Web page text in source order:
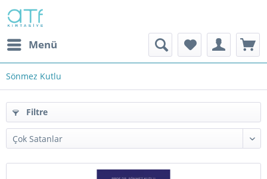
Menü
Sönmez Kutlu
Filtre